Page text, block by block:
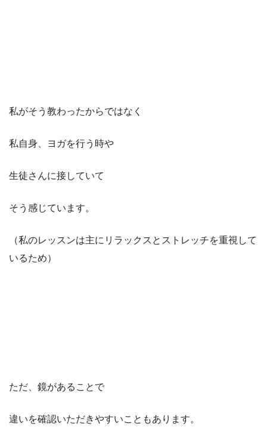
私がそう教わったからではなく
私自身、ヨガを行う時や
生徒さんに接していて
そう感じています。
（私のレッスンは主にリラックスとストレッチを重視して
いるため）
ただ、鏡があることで
違いを確認いただきやすいこともあります。